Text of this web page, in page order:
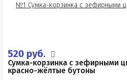
520 руб.
Сумка-корзинка с зефирными
красно-жёлтые бутоны